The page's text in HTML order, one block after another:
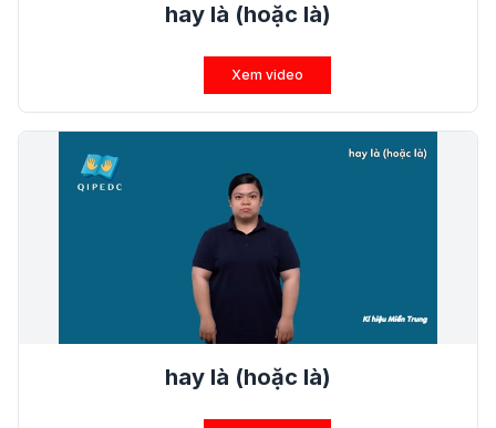
hay là (hoặc là)
Xem video
hay là (hoặc là)